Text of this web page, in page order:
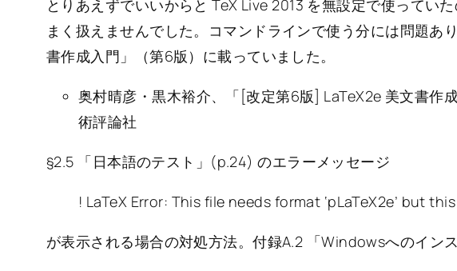
とりあえずでいいからと TeX Live 2013 を無設定で使ってい
まく扱えませんでした。コマンドラインで使う分には問題あ
書作成入門」（第6版）に載っていました。
奥村晴彦・黒木裕介、「[改定第6版] LaTeX2e 美文書作
術評論社
§2.5 「日本語のテスト」(p.24) のエラーメッセージ
! LaTeX Error: This file needs format ‘pLaTeX2e’ but this
が表示される場合の対処方法。付録A.2 「Windowsへのイン